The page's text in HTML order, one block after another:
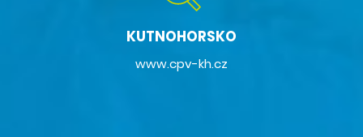
KUTNOHORSKO
www.cpv-kh.cz